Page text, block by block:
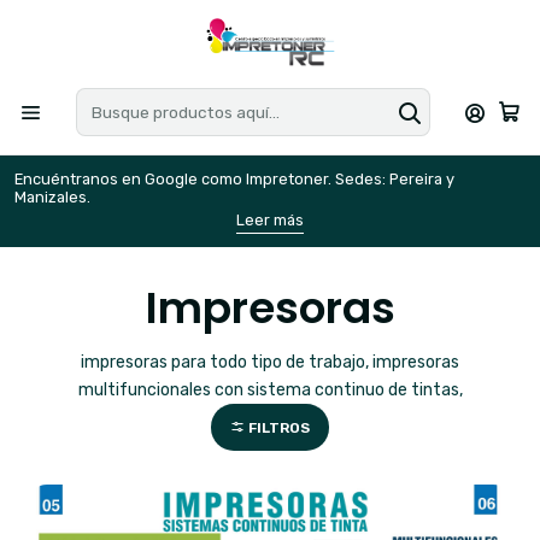
Encuéntranos en Google como Impretoner. Sedes: Pereira y
Manizales.
Leer más
Impresoras
impresoras para todo tipo de trabajo, impresoras
multifuncionales con sistema continuo de tintas,
FILTROS